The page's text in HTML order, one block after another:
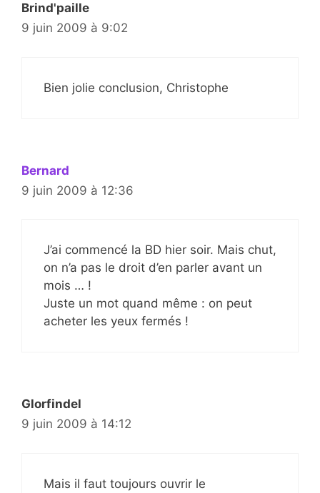
Brind'paille
9 juin 2009 à 9:02
Bien jolie conclusion, Christophe
Bernard
9 juin 2009 à 12:36
J’ai commencé la BD hier soir. Mais chut,
on n’a pas le droit d’en parler avant un
mois … !
Juste un mot quand même : on peut
acheter les yeux fermés !
Glorfindel
9 juin 2009 à 14:12
Mais il faut toujours ouvrir le